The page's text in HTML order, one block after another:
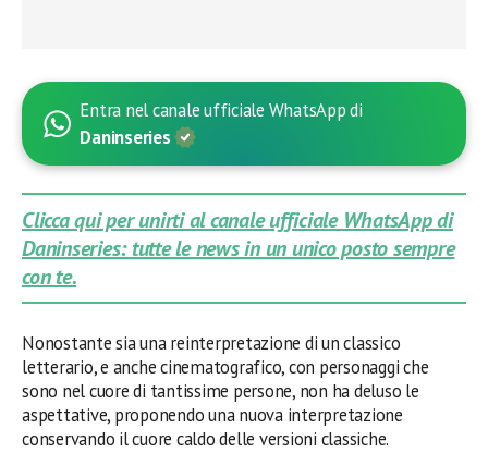
Entra nel canale ufficiale WhatsApp di
Daninseries
Clicca qui per unirti al canale ufficiale WhatsApp di
Daninseries: tutte le news in un unico posto sempre
con te.
Nonostante sia una reinterpretazione di un classico
letterario, e anche cinematografico, con personaggi che
sono nel cuore di tantissime persone, non ha deluso le
aspettative, proponendo una nuova interpretazione
conservando il cuore caldo delle versioni classiche.